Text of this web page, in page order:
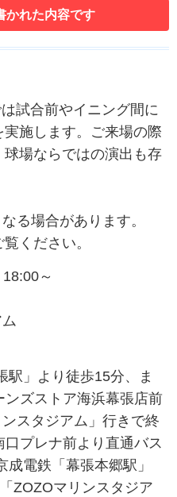
かれた内容です
試合前やイニング間に
施します。ご来場の際
場ならではの演出も存
る場合があります。
ください。
～
駅」より徒歩15分、ま
ンズストア海浜幕張店前
スタジアム」行きで終
プレナ前より直通バス
電鉄「幕張本郷駅」
ZOZOマリンスタジア